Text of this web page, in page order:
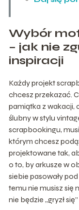
Wybór
– jak nie
inspiracji
Każdy projekt
chcesz przekazać.
pamiątka z wakacji,
ślubny w stylu
scrapbookingu,
którym chcesz
projektowane tak,
o to, by arkusze w
siebie pasowały
temu nie musisz się
nie będzie „gryzł